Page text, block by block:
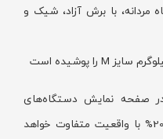
مردانه، با برش آزاد، شیک و
صفحه نمایش دستگاه‌های
مختلف، رنگ محصولات در تصویر تا 20% با واقعیت متفاوت خواهد